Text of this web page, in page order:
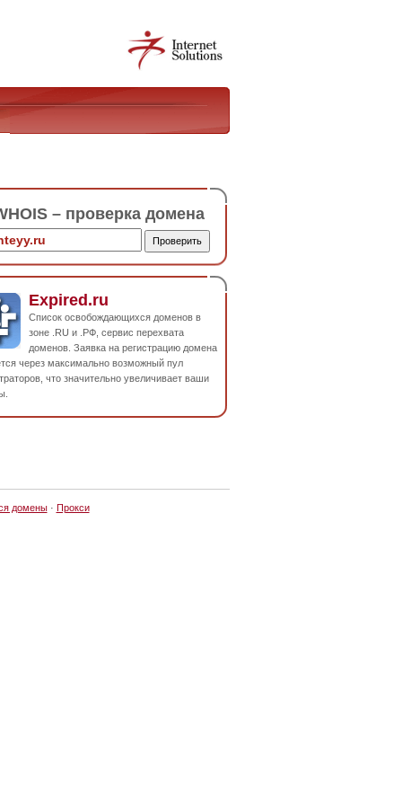
– проверка домена
Expired.ru
Список освобождающихся доменов в
зоне .RU и .РФ, сервис перехвата
доменов. Заявка на регистрацию домена
через максимально возможный пул
что значительно увеличивает ваши
домены· Прокси